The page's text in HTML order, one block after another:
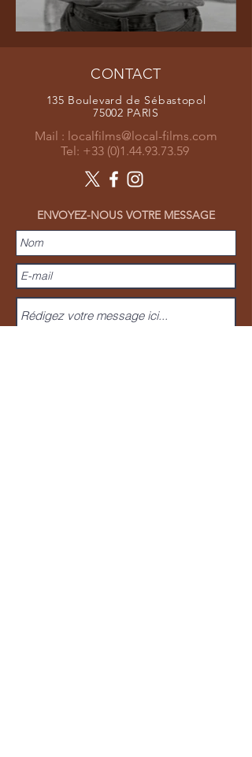
CONTACT
135 Boulevard de Sébastopol
75002 PARIS
Mail : localfilms@local-films.com
Tel: +33 (0)1.44.93.73.59
ENVOYEZ-NOUS VOTRE MESSAGE